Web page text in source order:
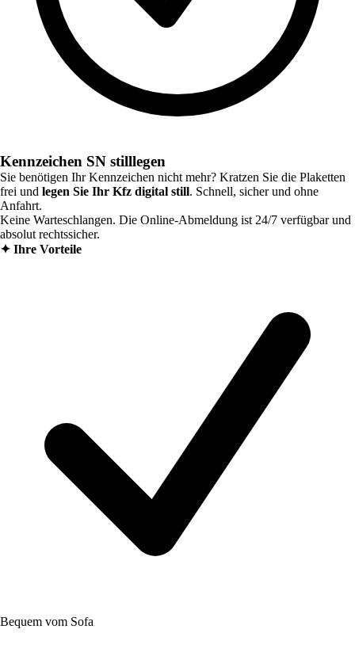
Kennzeichen SN stilllegen
Sie benötigen Ihr Kennzeichen nicht mehr? Kratzen Sie die Plaketten
frei und legen Sie Ihr Kfz digital still. Schnell, sicher und ohne
Anfahrt.
Keine Warteschlangen. Die Online-Abmeldung ist 24/7 verfügbar und
absolut rechtssicher.
✦ Ihre Vorteile
Bequem vom Sofa